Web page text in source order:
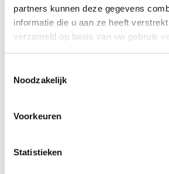
partners kunnen deze gegevens
informatie die u aan ze heeft
verzameld op basis van uw gebruik
Noodzakelijk
Voorkeuren
Statistieken
Hoogtepunten en ervaringen